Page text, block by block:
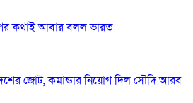
কথাই আবার বলল ভারত
জোট, কমান্ডার নিয়োগ দিল সৌদি আরব